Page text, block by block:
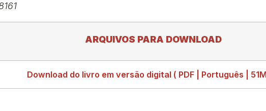
ARQUIVOS PARA DOWNLOAD
Download do livro em versão digital ( PDF | Português |